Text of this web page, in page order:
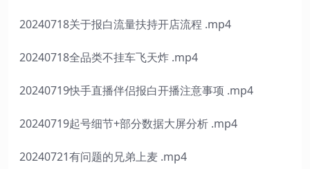
20240718关于报白流量扶持开店流程 .mp4
20240718全品类不挂车飞天炸 .mp4
20240719快手直播伴侣报白开播注意事项 .mp4
20240719起号细节+部分数据大屏分析 .mp4
20240721有问题的兄弟上麦 .mp4